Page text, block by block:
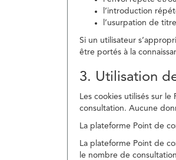
l’introduction
l’usurpation de
Si un utilisateur
être portés à la
3. Utilisation
Les cookies utilisés sur
consultation. Aucune
La plateforme Point de
La plateforme Point de
le nombre de